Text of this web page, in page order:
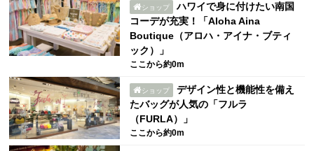
ショップ
ハワイで身に付けたい南国
コーデが充実！「Aloha Aina
Boutique（アロハ・アイナ・ブティ
ック）」
ここから約0m
ショップ
デザイン性と機能性を備え
たバッグが人気の「フルラ
（FURLA）」
ここから約0m